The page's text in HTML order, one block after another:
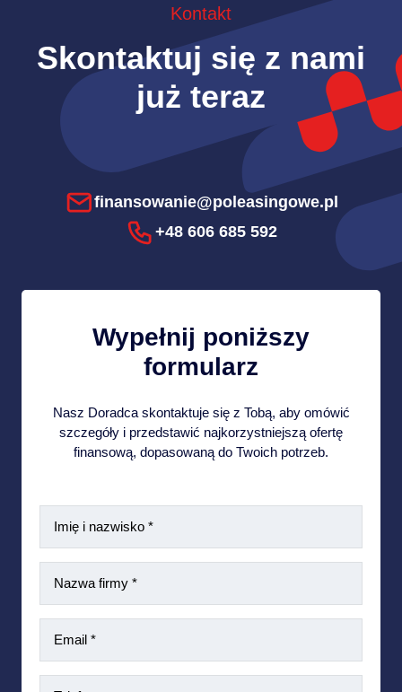
Kontakt
Skontaktuj się z nami
już teraz
finansowanie@poleasingowe.pl
+48 606 685 592
Wypełnij poniższy
formularz
Nasz Doradca skontaktuje się z Tobą, aby omówić
szczegóły i przedstawić najkorzystniejszą ofertę
finansową, dopasowaną do Twoich potrzeb.